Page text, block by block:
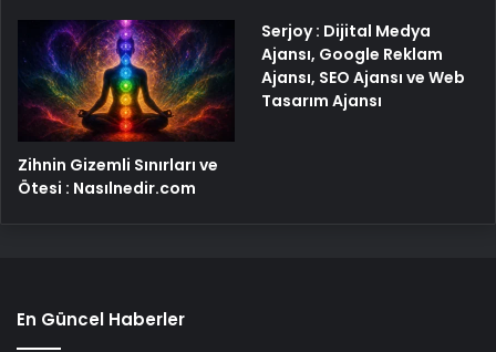
Zihnin Gizemli Sınırları ve
Ötesi : Nasılnedir.com
Serjoy : Dijital Medya
Ajansı, Google Reklam
Ajansı, SEO Ajansı ve Web
Tasarım Ajansı
En Güncel Haberler